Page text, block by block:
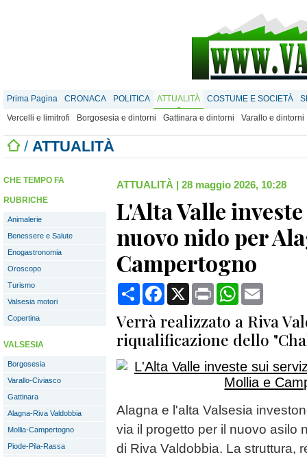
Prima Pagina CRONACA POLITICA ATTUALITÀ COSTUME E SOCIETÀ
Vercelli e limitrofi
Borgosesia e dintorni Gattinara e dintorni Varallo e dintorni
/ ATTUALITÀ
CHE TEMPO FA
RUBRICHE
Animalerie
Benessere e Salute
Enogastronomia
Oroscopo
Turismo
Valsesia motori
Copertina
VALSESIA
Borgosesia
Varallo-Civiasco
Gattinara
Alagna-Riva Valdobbia
Mollia-Campertogno
Piode-Pila-Rassa
ATTUALITÀ | 28 maggio 2026, 10:28
L'Alta Valle
nuovo nido per
Campertogno
CondividiFacebook
X Print WhatsApp
Verrà realizzato a Riva
riqualificazione dello
Alagna e l'alta Valsesia
via il progetto per il nuovo asilo
di Riva Valdobbia. La struttura,